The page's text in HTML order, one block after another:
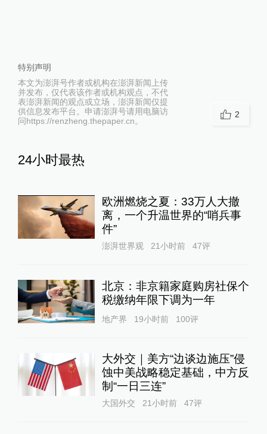
特别声明
本文为澎湃号作者或机构在澎湃新闻上传
并发布，仅代表该作者或机构观点，不代
表澎湃新闻的观点或立场，澎湃新闻仅提
供信息发布平台。申请澎湃号请用电脑访
问https://renzheng.thepaper.cn。
2
24小时最热
欧洲燃烧之夏：33万人大撤
离，一个升温世界的“哨兵事
件”
澎湃世界观 21小时前 47评
北京：非京籍家庭购房社保个
税缴纳年限下调为一年
地产界 19小时前 100评
大外交｜美方“边谈边施压”侵
蚀中美战略稳定基础，中方反
制“一日三连”
大国外交 21小时前 47评